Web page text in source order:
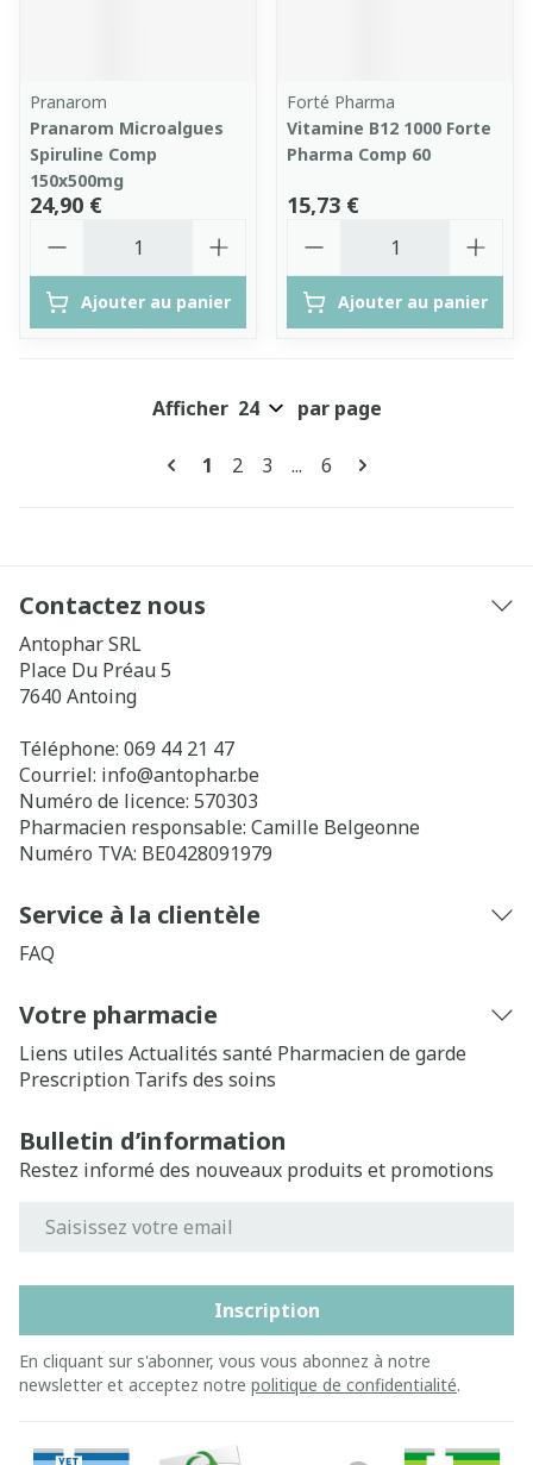
Pranarom
Pranarom Microalgues
Spiruline Comp
150x500mg
24,90 €
Ajouter au panier
Forté Pharma
Vitamine B12 1000 Forte
Pharma Comp 60
15,73 €
Ajouter au panier
Pages
Vous lisez actuellement la page
1 Page
2 Page
3 ... Page
6
Afficher par page
Contactez nous
Antophar SRL
Place Du Préau 5
7640 Antoing
Téléphone: 069 44 21 47
Courriel: info@antophar.be
Numéro de licence: 570303
Pharmacien responsable: Camille Belgeonne
Numéro TVA: BE0428091979
Service à la clientèle
FAQ
Votre pharmacie
Liens utiles Actualités santé Pharmacien de garde
Prescription Tarifs des soins
Bulletin d’information
Restez informé des nouveaux produits et promotions
Inscription
En cliquant sur s'abonner, vous vous abonnez à notre
newsletter et acceptez notre politique de confidentialité.